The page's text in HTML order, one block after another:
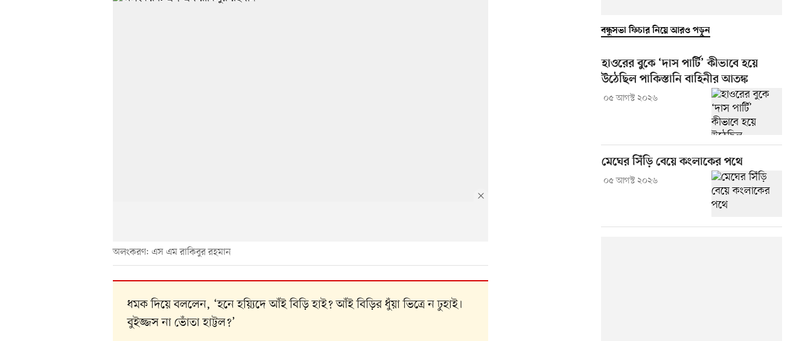
অলংকরণ: এস এম রাকিবুর রহমান
ধমক দিয়ে বললেন, ‘হনে হয়্যিদে আঁই বিড়ি হাই? আঁই বিড়ির ধুঁয়া ভিত্রে ন ঢুহাই।
বুইজ্জস না ভোঁতা হাট্টল?’
বন্ধুসভা ফিচার নিয়ে আরও পড়ুন
হাওরের বুকে ‘দাস পার্টি’ কীভাবে হয়ে
উঠেছিল পাকিস্তানি বাহিনীর আতঙ্ক
০৫ আগস্ট ২০২৬
মেঘের সিঁড়ি বেয়ে কংলাকের পথে
০৫ আগস্ট ২০২৬